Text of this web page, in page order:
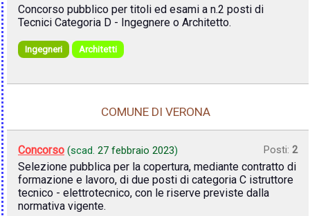
Concorso pubblico per titoli ed esami a n.2 posti di
Tecnici Categoria D - Ingegnere o Architetto.
Ingegneri Architetti
COMUNE DI VERONA
Concorso (scad. 27 febbraio 2023) Posti: 2
Selezione pubblica per la copertura, mediante contratto di
formazione e lavoro, di due posti di categoria C istruttore
tecnico - elettrotecnico, con le riserve previste dalla
normativa vigente.